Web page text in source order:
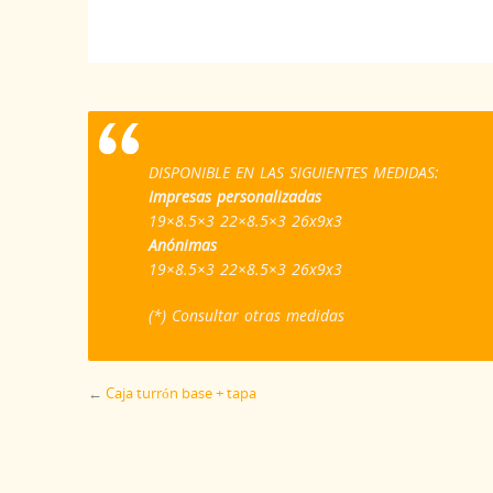
DISPONIBLE EN LAS SIGUIENTES MEDIDAS:
Impresas personalizadas
19×8.5×3 22×8.5×3 26x9x3
Anónimas
19×8.5×3 22×8.5×3 26x9x3
(*) Consultar otras medidas
← Caja turrón base + tapa